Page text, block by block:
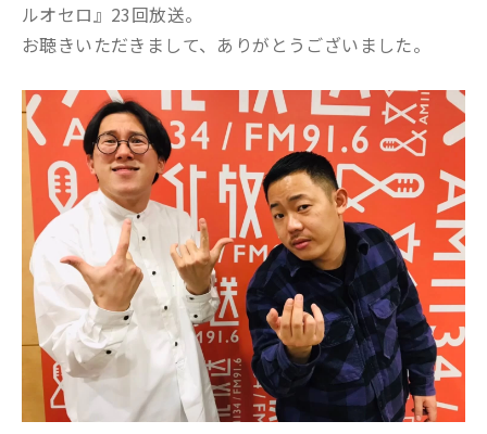
ルオセロ』23回放送。
お聴きいただきまして、ありがとうございました。